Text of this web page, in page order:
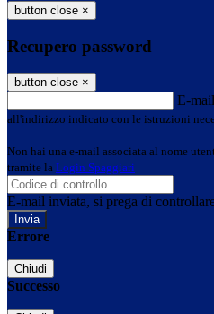
button close ×
Recupero password
button close ×
E-mail
all'indirizzo indicato con le istruzioni
Non hai una e-mail associata al nome
tramite la Login Spaggiari
E-mail inviata, si prega di
Errore
Chiudi
Successo